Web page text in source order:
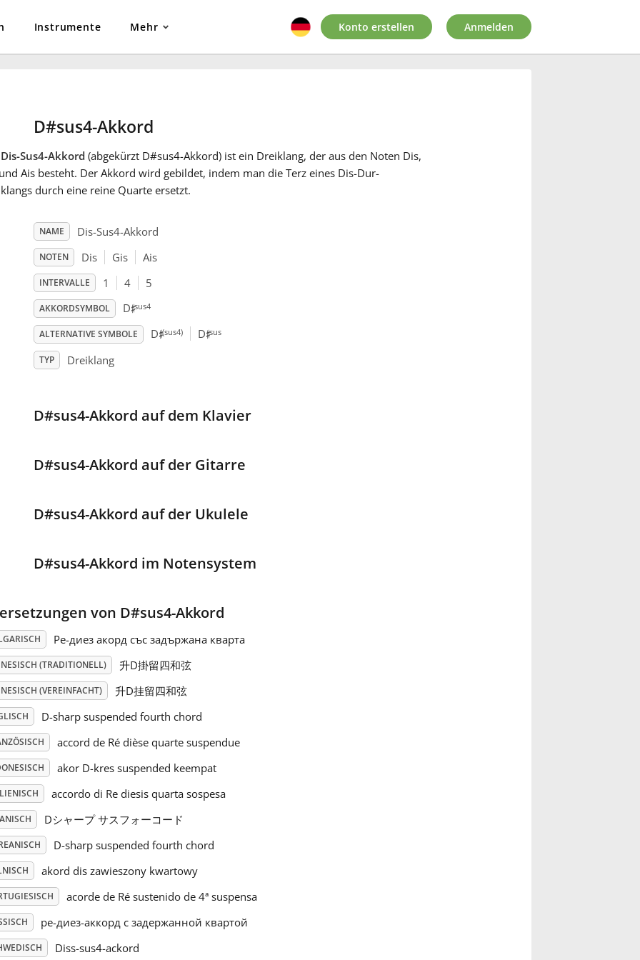
Instrumente Mehr Konto erstellen Anmelden
D#sus4-Akkord
Dis-Sus4-Akkord (abgekürzt D#sus4-Akkord) ist ein Dreiklang, der aus den Noten Dis,
Ais besteht. Der Akkord wird gebildet, indem man die Terz eines Dis-Dur-
durch eine reine Quarte ersetzt.
NAME Dis-Sus4-Akkord
NOTEN Dis Gis Ais
INTERVALLE 1 4 5
AKKORDSYMBOL D♯sus4
ALTERNATIVE SYMBOLE D♯(sus4) D♯sus
TYP Dreiklang
D#sus4-Akkord auf dem Klavier
D#sus4-Akkord auf der Gitarre
D#sus4-Akkord auf der Ukulele
D#sus4-Akkord im Notensystem
von D#sus4-Akkord
Ре-диез акорд със задържана кварта
(TRADITIONELL) 升D掛留四和弦
(VEREINFACHT) 升D挂留四和弦
D-sharp suspended fourth chord
accord de Ré dièse quarte suspendue
akor D-kres suspended keempat
accordo di Re diesis quarta sospesa
Dシャープ サスフォーコード
D-sharp suspended fourth chord
akord dis zawieszony kwartowy
acorde de Ré sustenido de 4ª suspensa
ре-диез-аккорд с задержанной квартой
Diss-sus4-ackord